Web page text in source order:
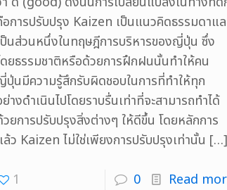
การปรับปรุง Kaizen เป็นแนวคิดธรรมดาแล
ป็นส่วนหนึ่งในทฤษฎีการบริหารของญี่ปุ่น ซึ่ง
ยธรรมชาติหรือด้วยการฝึกฝนนั้นทำให้คน
ปุ่นมีความรู้สึกรับผิดชอบในการที่ทำให้ทุก
างดำเนินไปโดยราบรื่นเท่าที่จะสามารถทำได้
ยการปรับปรุงสิ่งต่างๆ ให้ดีขึ้น โดยหลักการ
ล้ว Kaizen ไม่ใช่เพียงการปรับปรุงเท่านั้น […]
1 0 Read